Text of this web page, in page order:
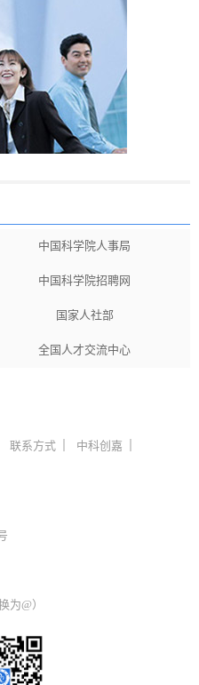
中国科学院人事局
中国科学院招聘网
国家人社部
全国人才交流中心
联系方式
中科创嘉
为@）